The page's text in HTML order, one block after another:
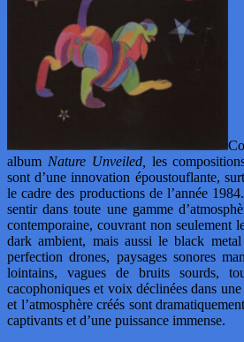
album Nature Unveiled,
les
sont d’une innovation époustouflante,
le cadre des productions de l’année
sentir dans toute une gamme
contemporaine, couvrant non seulement
dark ambient, mais aussi le black
perfection drones, paysages sonores
lointains, vagues de bruits sourds,
cacophoniques et voix déclinées dans
et l’atmosphère créés sont
captivants et d’une puissance immense.